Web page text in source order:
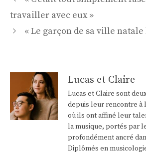
des
travailler avec eux »
« Le garçon de sa ville natale
Lucas et Claire
Lucas et Claire sont
depuis leur rencontre à
où ils ont affiné leur
la musique, portés par
profondément ancré
Diplômés en